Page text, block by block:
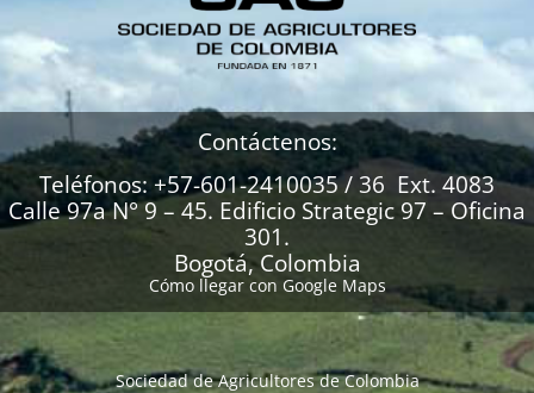
Contáctenos:
Teléfonos: +57-601-2410035 / 36 Ext. 4083
Calle 97a N° 9 – 45. Edificio Strategic 97 – Oficina
301.
Bogotá, Colombia
Cómo llegar con Google Maps
Sociedad de Agricultores de Colombia